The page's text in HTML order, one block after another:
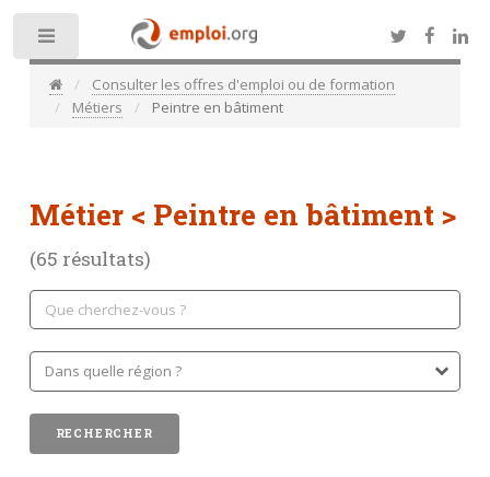
Consulter les offres d'emploi ou de formation
Métiers
Peintre en bâtiment
Métier < Peintre en bâtiment >
(65 résultats)
Toggle